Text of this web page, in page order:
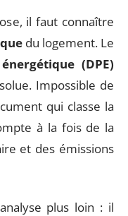
il faut connaître
du logement. Le
(DPE)
Impossible de
qui classe la
à la fois de la
et des émissions
plus loin : il